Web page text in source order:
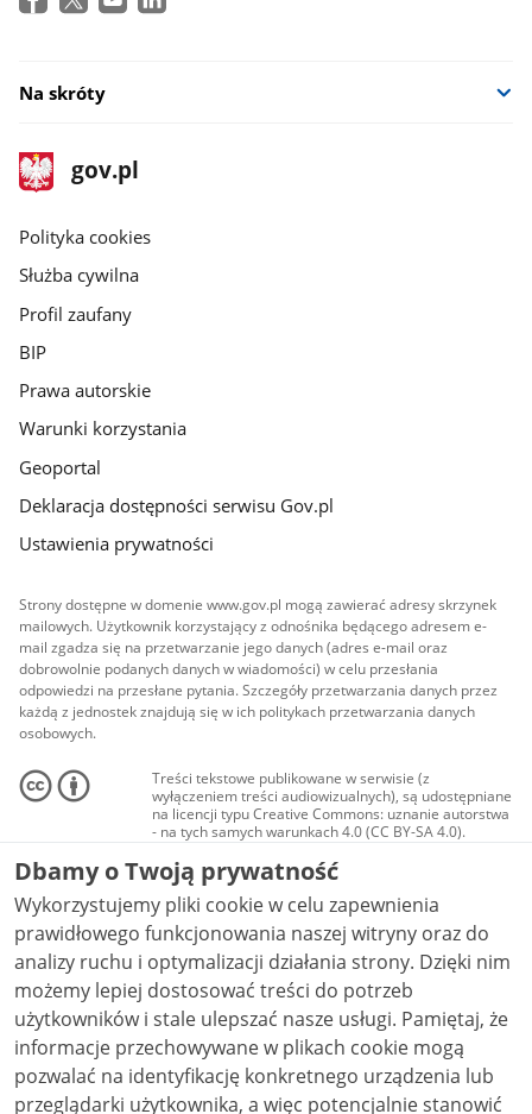
Na skróty
stopka
gov.pl
Strona
gov.pl
gov.pl
Polityka cookies
Służba cywilna
Profil zaufany
BIP
Prawa autorskie
Warunki korzystania
Geoportal
Deklaracja dostępności serwisu Gov.pl
Ustawienia prywatności
Strony dostępne w domenie www.gov.pl mogą zawierać adresy skrzynek
mailowych. Użytkownik korzystający z odnośnika będącego adresem e-
mail zgadza się na przetwarzanie jego danych (adres e-mail oraz
dobrowolnie podanych danych w wiadomości) w celu przesłania
odpowiedzi na przesłane pytania. Szczegóły przetwarzania danych przez
każdą z jednostek znajdują się w ich politykach przetwarzania danych
osobowych.
Treści tekstowe publikowane w serwisie (z
wyłączeniem treści audiowizualnych), są udostępniane
na licencji typu Creative Commons: uznanie autorstwa
- na tych samych warunkach 4.0 (CC BY-SA 4.0).
Materiały audiowizualne, w tym zdjęcia, materiały
audio i wideo, są udostępniane na licencji typu
Creative Commons: uznanie autorstwa użycie
niekomercyjne - bez utworów zależnych 4.0 (CC BY-
NC-ND 4.0), o ile nie jest to stwierdzone inaczej.
Dbamy o Twoją prywatność
Wykorzystujemy pliki cookie w celu zapewnienia
prawidłowego funkcjonowania naszej witryny oraz do
analizy ruchu i optymalizacji działania strony. Dzięki nim
możemy lepiej dostosować treści do potrzeb
użytkowników i stale ulepszać nasze usługi. Pamiętaj, że
informacje przechowywane w plikach cookie mogą
pozwalać na identyfikację konkretnego urządzenia lub
przeglądarki użytkownika, a więc potencjalnie stanowić